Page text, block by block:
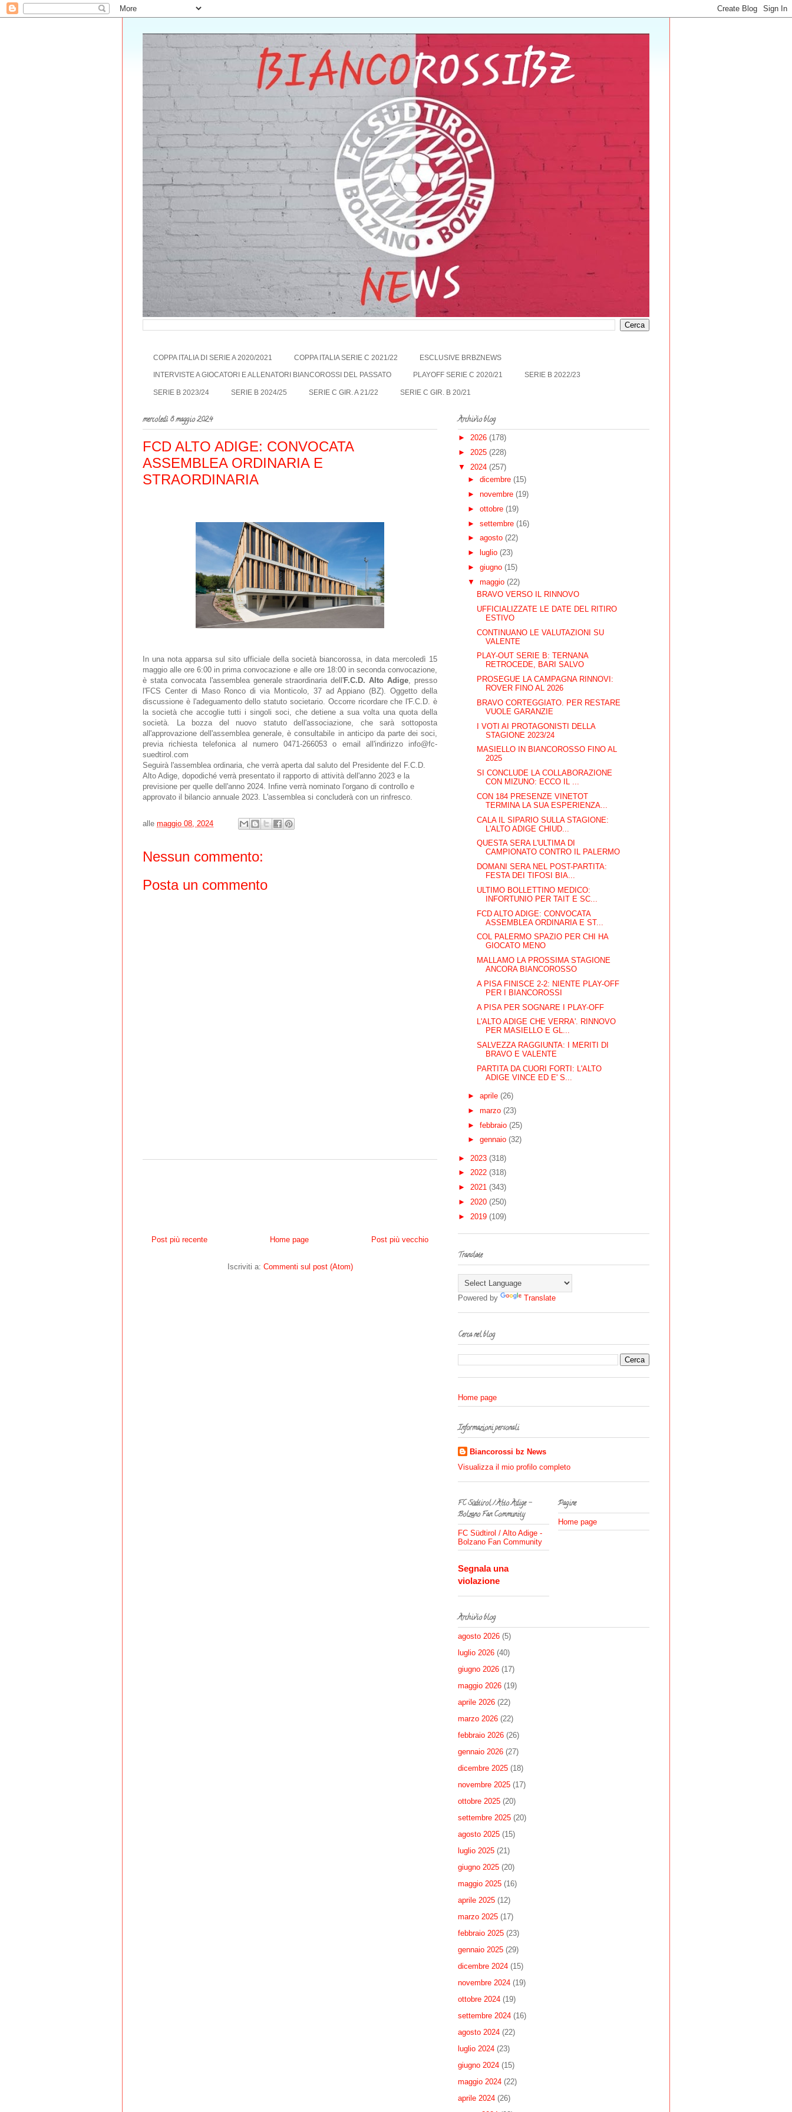
COPPA ITALIA DI SERIE A 2020/2021 COPPA ITALIA SERIE C 2021/22 ESCLUSIVE BRBZNEWS
INTERVISTE A GIOCATORI E ALLENATORI BIANCOROSSI DEL PASSATO PLAYOFF SERIE C 2020/21 SERIE B 2022/23
SERIE B 2023/24 SERIE B 2024/25 SERIE C GIR. A 21/22 SERIE C GIR. B 20/21
mercoledì 8 maggio 2024
FCD ALTO ADIGE: CONVOCATA
ASSEMBLEA ORDINARIA E
STRAORDINARIA
In una nota apparsa sul sito ufficiale della società biancorossa, in data mercoledì 15
maggio alle ore 6:00 in prima convocazione e alle ore 18:00 in seconda convocazione,
è stata convocata l'assemblea generale straordinaria dell'F.C.D. Alto Adige, presso
l'FCS Center di Maso Ronco di via Monticolo, 37 ad Appiano (BZ). Oggetto della
discussione è l'adeguamento dello statuto societario. Occorre ricordare che l'F.C.D. è
la società che accoglie tutti i singoli soci, che detiene a sua volta una quota della
società. La bozza del nuovo statuto dell'associazione, che sarà sottoposta
all'approvazione dell'assemblea generale, è consultabile in anticipo da parte dei soci,
previa richiesta telefonica al numero 0471-266053 o email all'indirizzo info@fc-
suedtirol.com
Seguirà l'assemblea ordinaria, che verrà aperta dal saluto del Presidente del F.C.D.
Alto Adige, dopodiché verrà presentato il rapporto di attività dell'anno 2023 e la
previsione per quelle dell'anno 2024. Infine verrà nominato l'organo di controllo e
approvato il bilancio annuale 2023. L'assemblea si concluderà con un rinfresco.
alle maggio 08, 2024
Nessun commento:
Posta un commento
Post più recente Post più vecchio
Home page
Iscriviti a: Commenti sul post (Atom)
Archivio blog
► 2026 (178)
► 2025 (228)
▼ 2024 (257)
► dicembre (15)
► novembre (19)
► ottobre (19)
► settembre (16)
► agosto (22)
►
luglio (23)
► giugno (15)
▼ maggio (22)
BRAVO VERSO IL RINNOVO
UFFICIALIZZATE LE DATE DEL RITIRO
ESTIVO
CONTINUANO LE VALUTAZIONI SU
VALENTE
PLAY-OUT SERIE B: TERNANA
RETROCEDE, BARI SALVO
PROSEGUE LA CAMPAGNA RINNOVI:
ROVER FINO AL 2026
BRAVO CORTEGGIATO. PER RESTARE
VUOLE GARANZIE
I VOTI AI PROTAGONISTI DELLA
STAGIONE 2023/24
MASIELLO IN BIANCOROSSO FINO AL
2025
SI CONCLUDE LA COLLABORAZIONE
CON MIZUNO: ECCO IL ...
CON 184 PRESENZE VINETOT
TERMINA LA SUA ESPERIENZA...
CALA IL SIPARIO SULLA STAGIONE:
L'ALTO ADIGE CHIUD...
QUESTA SERA L'ULTIMA DI
CAMPIONATO CONTRO IL PALERMO
DOMANI SERA NEL POST-PARTITA:
FESTA DEI TIFOSI BIA...
ULTIMO BOLLETTINO MEDICO:
INFORTUNIO PER TAIT E SC...
FCD ALTO ADIGE: CONVOCATA
ASSEMBLEA ORDINARIA E ST...
COL PALERMO SPAZIO PER CHI HA
GIOCATO MENO
MALLAMO LA PROSSIMA STAGIONE
ANCORA BIANCOROSSO
A PISA FINISCE 2-2: NIENTE PLAY-OFF
PER I BIANCOROSSI
A PISA PER SOGNARE I PLAY-OFF
L'ALTO ADIGE CHE VERRA'. RINNOVO
PER MASIELLO E GL...
SALVEZZA RAGGIUNTA: I MERITI DI
BRAVO E VALENTE
PARTITA DA CUORI FORTI: L'ALTO
ADIGE VINCE ED E' S...
► aprile (26)
► marzo (23)
► febbraio (25)
► gennaio (32)
► 2023 (318)
► 2022 (318)
► 2021 (343)
► 2020 (250)
► 2019 (109)
Translate
Powered by Translate
Cerca nel blog
Home page
Informazioni personali
Biancorossi bz News
Visualizza il mio profilo completo
FC Südtirol / Alto Adige -
Bolzano Fan Community
FC Südtirol / Alto Adige -
Bolzano Fan Community
Segnala una
violazione
Pagine
Home page
Archivio blog
agosto 2026 (5)
luglio 2026 (40)
giugno 2026 (17)
maggio 2026 (19)
aprile 2026 (22)
marzo 2026 (22)
febbraio 2026 (26)
gennaio 2026 (27)
dicembre 2025 (18)
novembre 2025 (17)
ottobre 2025 (20)
settembre 2025 (20)
agosto 2025 (15)
luglio 2025 (21)
giugno 2025 (20)
maggio 2025 (16)
aprile 2025 (12)
marzo 2025 (17)
febbraio 2025 (23)
gennaio 2025 (29)
dicembre 2024 (15)
novembre 2024 (19)
ottobre 2024 (19)
settembre 2024 (16)
agosto 2024 (22)
luglio 2024 (23)
giugno 2024 (15)
maggio 2024 (22)
aprile 2024 (26)